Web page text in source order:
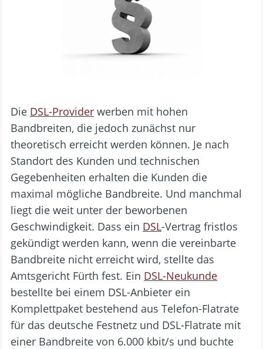
Die DSL-Provider werben mit hohen
Bandbreiten, die jedoch zunächst nur
theoretisch erreicht werden können. Je nach
Standort des Kunden und technischen
Gegebenheiten erhalten die Kunden die
maximal mögliche Bandbreite. Und manchmal
liegt die weit unter der beworbenen
Geschwindigkeit. Dass ein DSL-Vertrag fristlos
gekündigt werden kann, wenn die vereinbarte
Bandbreite nicht erreicht wird, stellte das
Amtsgericht Fürth fest. Ein DSL-Neukunde
bestellte bei einem DSL-Anbieter ein
Komplettpaket bestehend aus Telefon-Flatrate
für das deutsche Festnetz und DSL-Flatrate mit
einer Bandbreite von 6.000 kbit/s und buchte